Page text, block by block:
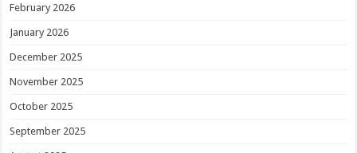
February 2026
January 2026
December 2025
November 2025
October 2025
September 2025